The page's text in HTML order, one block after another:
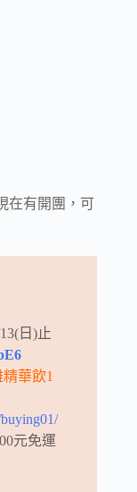
在有開團，可
日)止
華飲1
元免運